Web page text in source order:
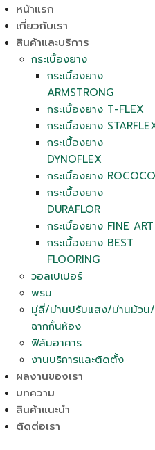
หน้าแรก
เกี่ยวกับเรา
สินค้าและบริการ
กระเบื้องยาง
กระเบื้องยาง
ARMSTRONG
กระเบื้องยาง T-FLEX
กระเบื้องยาง
กระเบื้องยาง
DYNOFLEX
กระเบื้องยาง ROCOCO
กระเบื้องยาง
DURAFLOR
กระเบื้องยาง FINE ART
กระเบื้องยาง BEST
FLOORING
วอลเปเปอร์
พรม
มู่ลี่/ม่านปรับแสง/ม่านม้วน/
ฉากกั้นห้อง
ฟิล์มอาคาร
งานบริการและติดตั้ง
ผลงานของเรา
บทความ
สินค้าแนะนำ
ติดต่อเรา